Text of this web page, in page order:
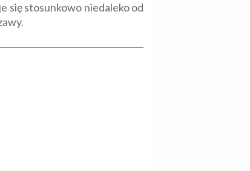
się stosunkowo niedaleko od